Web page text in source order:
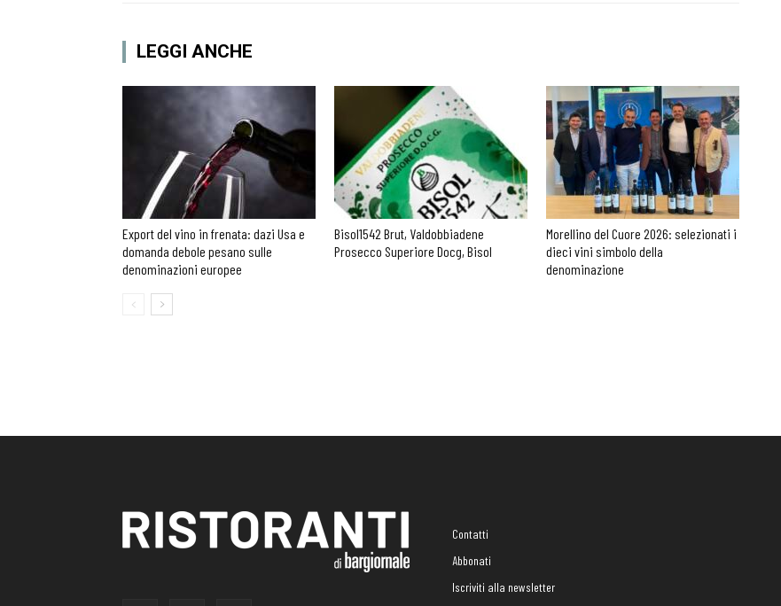
LEGGI ANCHE
Export del vino in frenata: dazi Usa e
domanda debole pesano sulle
denominazioni europee
Bisol1542 Brut, Valdobbiadene
Prosecco Superiore Docg, Bisol
Morellino del Cuore 2026: selezionati i
dieci vini simbolo della
denominazione
Contatti
Abbonati
Iscriviti alla newsletter